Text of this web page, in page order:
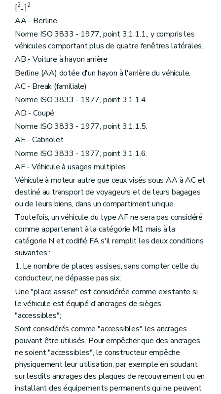
Annexe 1
Annexe 2
Annexe 3
Annexe 4
Annexe 5
Annexe 6
Annexe 8
Annexe 9
Annexe 10
Annexe 11
Annexe 12
[2...]2
AA - Berline
Norme ISO 3833 - 1977, point 3.1.1.1., y compris les
véhicules comportant plus de quatre fenêtres latérales.
AB - Voiture à hayon arrière
Berline (AA) dotée d'un hayon à l'arrière du véhicule.
AC - Break (familiale)
Norme ISO 3833 - 1977, point 3.1.1.4.
AD - Coupé
Norme ISO 3833 - 1977, point 3.1.1.5.
AE - Cabriolet
Norme ISO 3833 - 1977, point 3.1.1.6.
AF - Véhicule à usages multiples
Véhicule à moteur autre que ceux visés sous AA à AC et
destiné au transport de voyageurs et de leurs bagages
ou de leurs biens, dans un compartiment unique.
Toutefois, un véhicule du type AF ne sera pas considéré
comme appartenant à la catégorie M1 mais à la
catégorie N et codifié FA s'il remplit les deux conditions
suivantes :
1. Le nombre de places assises, sans compter celle du
conducteur, ne dépasse pas six;
Une "place assise" est considérée comme existante si
le véhicule est équipé d'ancrages de sièges
"accessibles";
Sont considérés comme "accessibles" les ancrages
pouvant être utilisés. Pour empêcher que des ancrages
ne soient "accessibles", le constructeur empêche
physiquement leur utilisation, par exemple en soudant
sur lesdits ancrages des plaques de recouvrement ou en
installant des équipements permanents qui ne peuvent